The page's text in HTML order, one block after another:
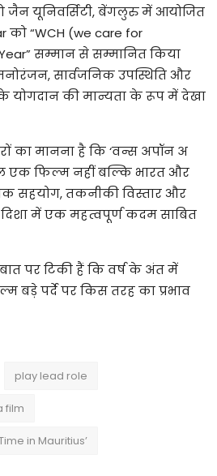
जैनयूनिवर्सिटी,बेंगलुरुमेंआयोजित
को“WCH (we care for
सम्मानसेसम्मानितकिया
,सार्वजनिकउपस्थितिऔर
योगदानकीमान्यताकेरूपमेंदेखा
कामाननाहैकि‘वन्स अपॉन अ
एकफिल्मनहींबल्किभारतऔर
सहयोग,तकनीकीविस्तारऔर
दिशामेंएकमहत्वपूर्णकदमसाबित
बातपरटिकीहैंकिवर्षके अंतमें
बड़ेपर्देपरकिसतरहकाप्रभाव
play lead role
film
in Mauritius’